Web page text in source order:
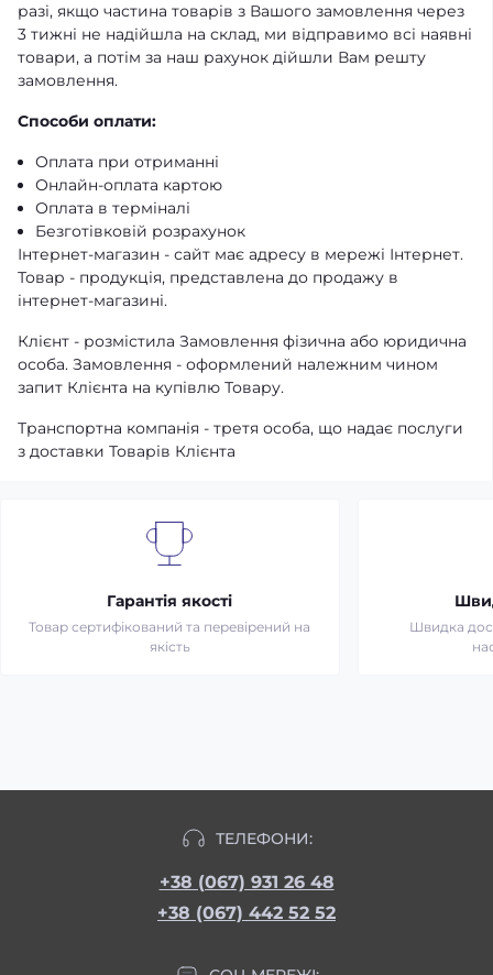
разі, якщо частина товарів з Вашого замовлення через
3 тижні не надійшла на склад, ми відправимо всі наявні
товари, а потім за наш рахунок дійшли Вам решту
замовлення.
Способи оплати:
Оплата при отриманні
Онлайн-оплата картою
Оплата в терміналі
Безготівковій розрахунок
Інтернет-магазин - сайт має адресу в мережі Інтернет.
Товар - продукція, представлена ​​до продажу в
інтернет-магазині.
Клієнт - розмістила Замовлення фізична або юридична
особа. Замовлення - оформлений належним чином
запит Клієнта на купівлю Товару.
Транспортна компанія - третя особа, що надає послуги
з доставки Товарів Клієнта
Гарантія якості
Товар сертифікований та перевірений на
якість
Швидка
ТЕЛЕФОНИ:
+38 (067) 931 26 48
+38 (067) 442 52 52